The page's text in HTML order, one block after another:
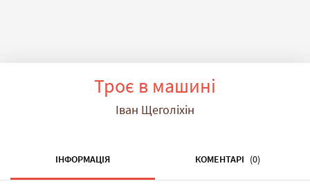
Троє в машині
Іван Щеголіхін
ІНФОРМАЦІЯ КОМЕНТАРІ (0)